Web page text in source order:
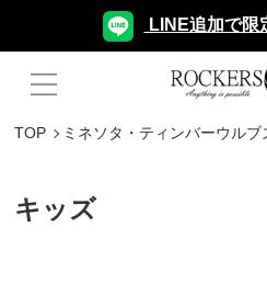
LINE追加で限
TOP ミネソタ・ティンバーウルブ
キッズ